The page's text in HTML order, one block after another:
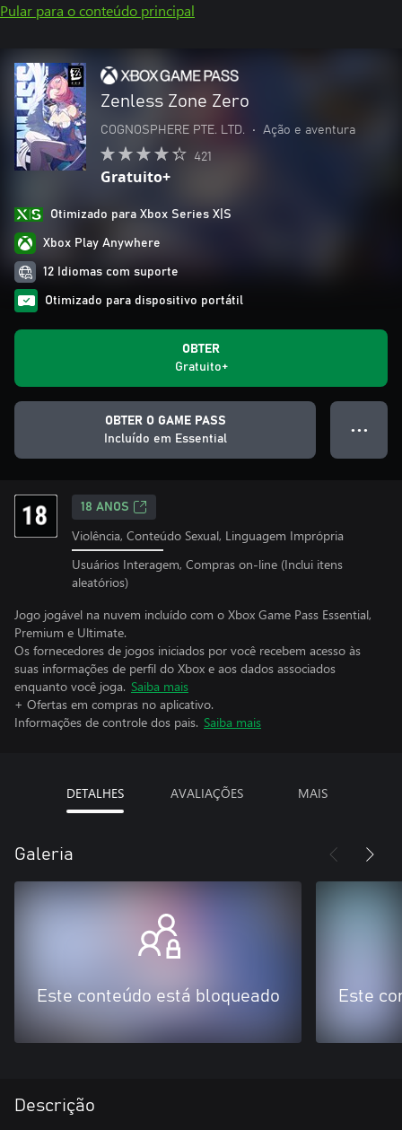
Pular para o conteúdo principal
Zenless Zone Zero
COGNOSPHERE PTE. LTD. • Ação e aventura
421
Gratuito+
Otimizado para Xbox Series X|S
Xbox Play Anywhere
12 Idiomas com suporte
Otimizado para dispositivo portátil
OBTER
Gratuito+
OBTER O GAME PASS
Incluído em Essential
● ● ●
18 ANOS
Violência, Conteúdo Sexual, Linguagem Imprópria
Usuários Interagem, Compras on-line (Inclui itens
aleatórios)
Jogo jogável na nuvem incluído com o Xbox Game Pass Essential,
Premium e Ultimate.
Os fornecedores de jogos iniciados por você recebem acesso às
suas informações de perfil do Xbox e aos dados associados
enquanto você joga. Saiba mais
+ Ofertas em compras no aplicativo.
Informações de controle dos pais. Saiba mais
DETALHES AVALIAÇÕES MAIS
Galeria
Este conteúdo está bloqueado Este
Descrição